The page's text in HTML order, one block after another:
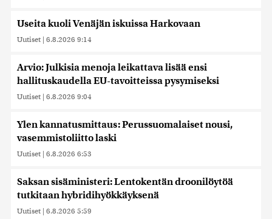
Useita kuoli Venäjän iskuissa Harkovaan
Uutiset | 6.8.2026 9:14
Arvio: Julkisia menoja leikattava lisää ensi
hallituskaudella EU-tavoitteissa pysymiseksi
Uutiset | 6.8.2026 9:04
Ylen kannatusmittaus: Perussuomalaiset nousi,
vasemmistoliitto laski
Uutiset | 6.8.2026 6:53
Saksan sisäministeri: Lentokentän droonilöytöä
tutkitaan hybridihyökkäyksenä
Uutiset | 6.8.2026 5:59